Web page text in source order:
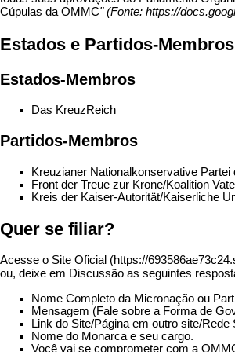
Cúpulas da OMMC" (Fonte: https://
Estados e Partidos-Membros
Estados-Membros
Das KreuzReich
Partidos-Membros
Kreuzianer Nationalkonservative Partei
Front der Treue zur Krone/Koalition
Kreis der Kaiser-Autorität/Kaiserliche
Quer se filiar?
Acesse o Site Oficial
ou, deixe em Discussão as seguintes
Nome Completo da Micronação ou
Mensagem (Fale sobre a Forma de
Link do Site/Página em outro site/
Nome do Monarca e seu cargo.
Você vai se comprometer com a